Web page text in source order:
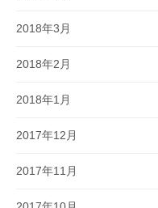
2018年3月
2018年2月
2018年1月
2017年12月
2017年11月